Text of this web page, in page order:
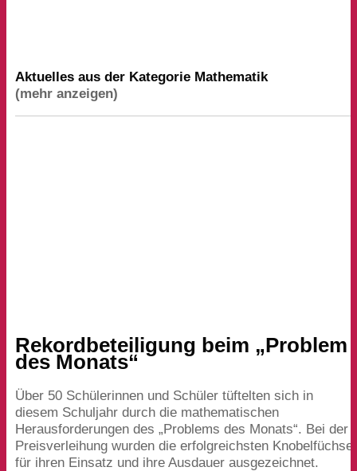
Aktuelles aus der Kategorie Mathematik
(mehr anzeigen)
Rekordbeteiligung beim „Problem
des Monats“
Über 50 Schülerinnen und Schüler tüftelten sich in
diesem Schuljahr durch die mathematischen
Herausforderungen des„ Problems des Monats“. Bei der
Preisverleihung wurden die erfolgreichsten Knobelfüchse
für ihren Einsatz und ihre Ausdauer ausgezeichnet.